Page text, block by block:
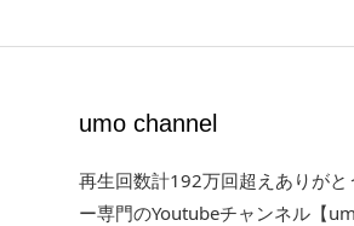
umo channel
再生回数計192万回超えありが
ー専門のYoutubeチャンネル【